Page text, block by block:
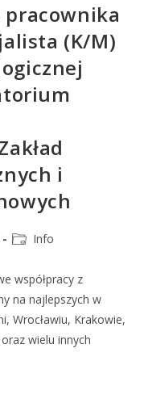
pracownika
(K/M)
i
Info
współpracy z
na najlepszych w
Wrocławiu, Krakowie,
wielu innych